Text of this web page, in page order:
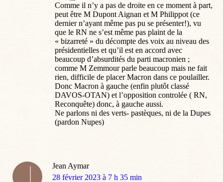
Comme il n’y a pas de droite en ce moment à part,
peut être M Dupont Aignan et M Philippot (ce
dernier n’ayant même pas pu se présenter!), vu
que le RN ne s’est même pas plaint de la
« bizarreté » du décompte des voix au niveau des
présidentielles et qu’il est en accord avec
beaucoup d’absurdités du parti macronien ;
comme M Zemmour parle beaucoup mais ne fait
rien, difficile de placer Macron dans ce poulailler.
Donc Macron à gauche (enfin plutôt classé
DAVOS-OTAN) et l’opposition controlée ( RN,
Reconquête) donc, à gauche aussi.
Ne parlons ni des verts- pastèques, ni de la Dupes
(pardon Nupes)
Jean Aymar
dit
28 février 2023 à 7 h 35 min